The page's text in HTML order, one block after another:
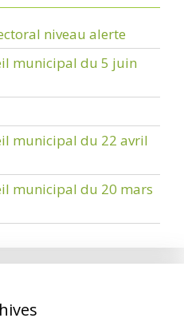
niveau alerte
municipal du 5 juin
municipal du 22 avril
municipal du 20 mars